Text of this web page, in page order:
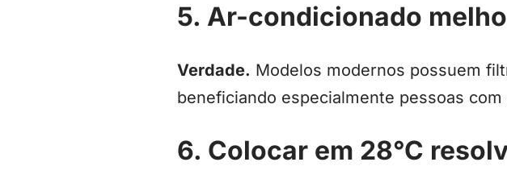
5. Ar-condicionado
Verdade. Modelos modernos possuem
beneficiando especialmente pessoas
6. Colocar em 28°C